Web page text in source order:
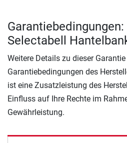
Garantiebedingungen:
Selectabell
Weitere Details zu dieser
Garantiebedingungen des
ist eine Zusatzleistung des
Einfluss auf Ihre Rechte im
Gewährleistung.